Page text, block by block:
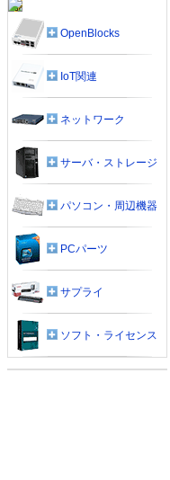
OpenBlocks
IoT関連
ネットワーク
サーバ・ストレージ
パソコン・周辺機器
PCパーツ
サプライ
ソフト・ライセンス